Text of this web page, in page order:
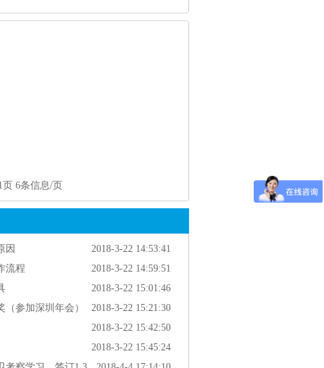
页 6条信息/页
2018-3-22 14:53:41
因
2018-3-22 14:59:51
流程
2018-3-22 15:01:46
2018-3-22 15:21:30
（参加深圳年会）
2018-3-22 15:42:50
2018-3-22 15:45:24